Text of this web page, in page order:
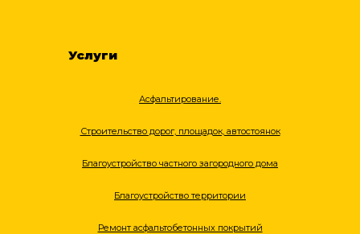
Услуги
Асфальтирование.
Строительство дорог, площадок, автостоянок
Благоустройство частного загородного дома
Благоустройство территории
Ремонт асфальтобетонных покрытий